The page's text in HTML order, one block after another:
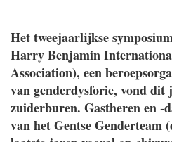
Het tweejaarlijkse
Harry Benjamin
Association), een
van genderdysforie, vond dit
zuiderburen. Gastheren en -
van het Gentse Genderteam